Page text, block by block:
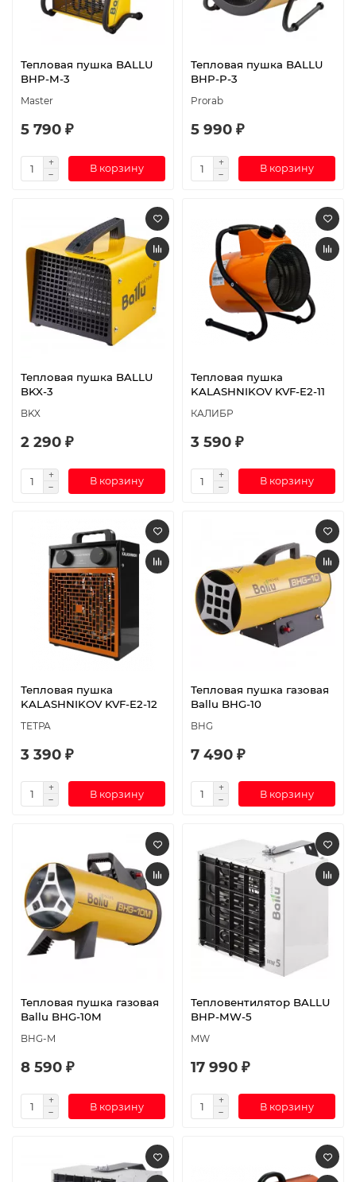
Тепловая пушка BALLU
BHP-M-3
Master
5 790 ₽
В корзину
Тепловая пушка BALLU
BHP-P-3
Prorab
5 990 ₽
В корзину
Тепловая пушка BALLU
BKX-3
BKX
2 290 ₽
В корзину
Тепловая пушка
KALASHNIKOV KVF-E2-11
КАЛИБР
3 590 ₽
В корзину
Тепловая пушка
KALASHNIKOV KVF-E2-12
ТЕТРА
3 390 ₽
В корзину
Тепловая пушка газовая
Ballu BHG-10
BHG
7 490 ₽
В корзину
Тепловая пушка газовая
Ballu BHG-10M
BHG-M
8 590 ₽
В корзину
Тепловентилятор BALLU
BHP-MW-5
MW
17 990 ₽
В корзину